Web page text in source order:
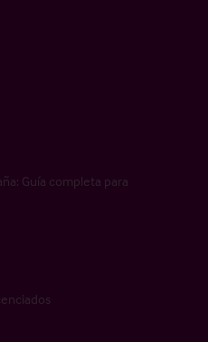
Guía completa para